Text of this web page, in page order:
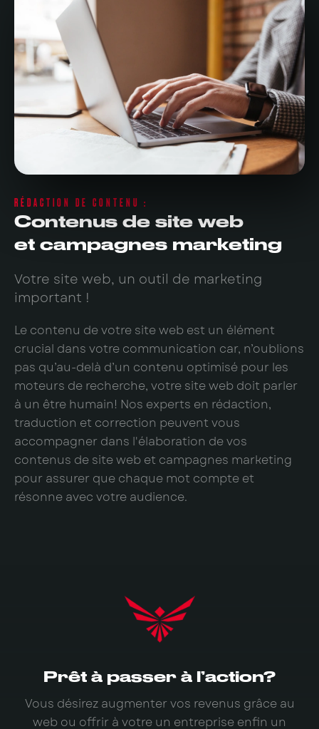
RÉDACTION DE CONTENU :
Contenus de site web
et campagnes marketing
Votre site web, un outil de marketing
important !
Le contenu de votre site web est un élément
crucial dans votre communication car, n’oublions
pas qu’au-delà d’un contenu optimisé pour les
moteurs de recherche, votre site web doit parler
à un être humain! Nos experts en rédaction,
traduction et correction peuvent vous
accompagner dans l'élaboration de vos
contenus de site web et campagnes marketing
pour assurer que chaque mot compte et
résonne avec votre audience.
Prêt à passer à l’action?
Vous désirez augmenter vos revenus grâce au
web ou offrir à votre un entreprise enfin un